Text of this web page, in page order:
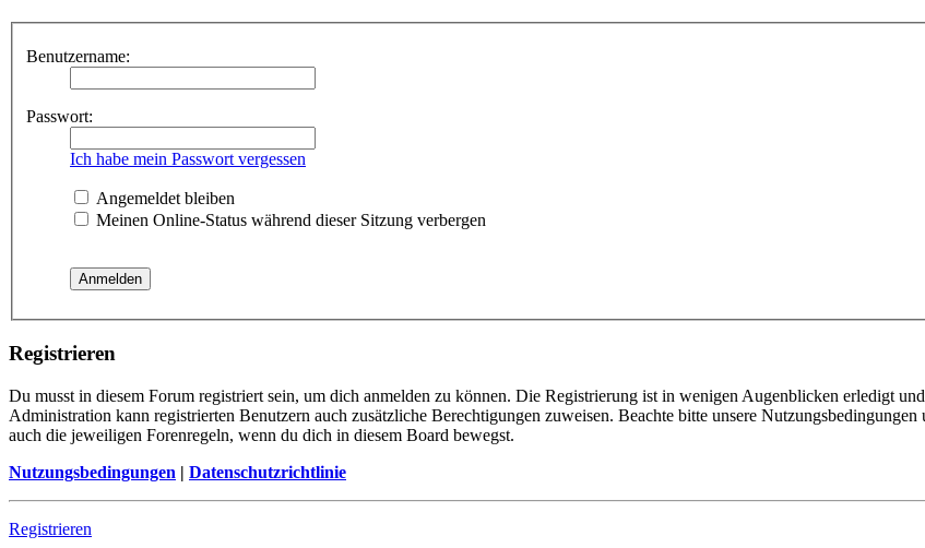
Benutzername:
Passwort:
Ich habe mein Passwort vergessen
Angemeldet bleiben
Meinen Online-Status während dieser Sitzung verbergen
Registrieren
Du musst in diesem Forum registriert sein, um dich anmelden zu können. Die Registrierung ist in wenigen Augenblicken erledigt
Administration kann registrierten Benutzern auch zusätzliche Berechtigungen zuweisen. Beachte bitte unsere
auch die jeweiligen Forenregeln, wenn du dich in diesem Board bewegst.
Nutzungsbedingungen | Datenschutzrichtlinie
Registrieren